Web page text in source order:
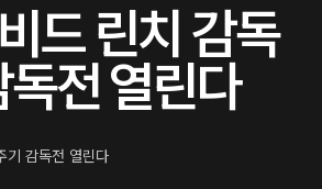
드 린치 감독
전 열린다
기 감독전 열린다